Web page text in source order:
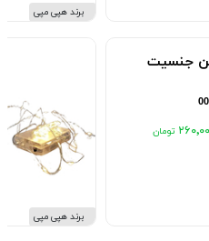
جنسیت
برند هپی مپی
برند هپی مپی